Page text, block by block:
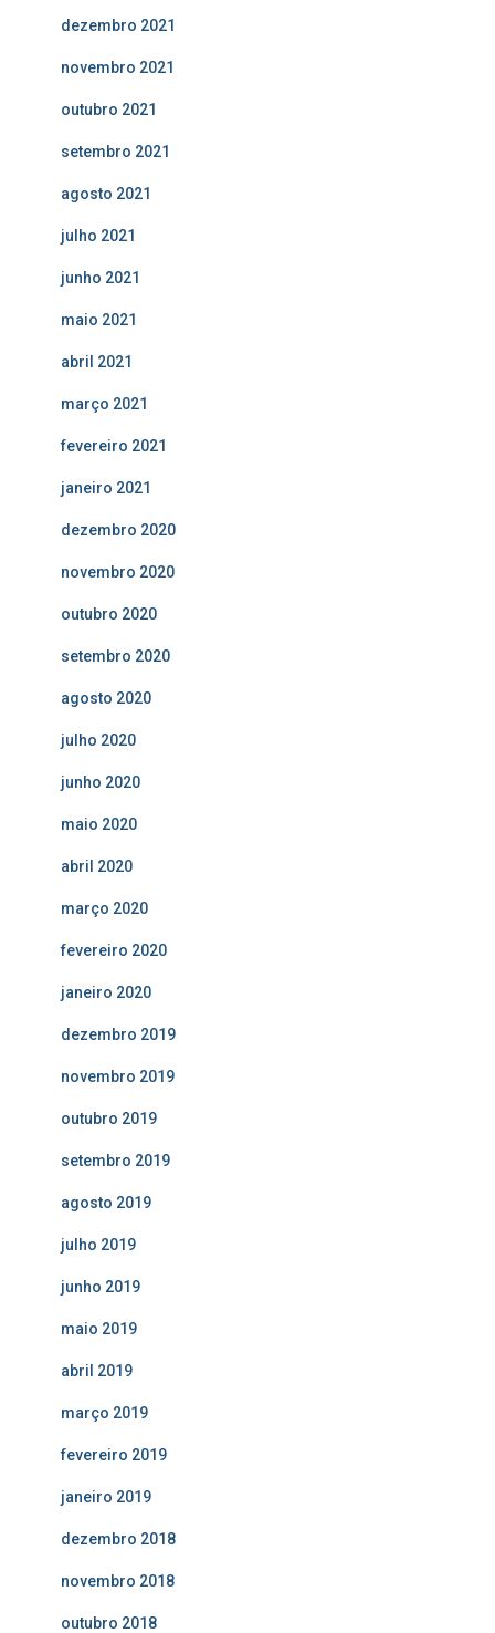
dezembro 2021
novembro 2021
outubro 2021
setembro 2021
agosto 2021
julho 2021
junho 2021
maio 2021
abril 2021
março 2021
fevereiro 2021
janeiro 2021
dezembro 2020
novembro 2020
outubro 2020
setembro 2020
agosto 2020
julho 2020
junho 2020
maio 2020
abril 2020
março 2020
fevereiro 2020
janeiro 2020
dezembro 2019
novembro 2019
outubro 2019
setembro 2019
agosto 2019
julho 2019
junho 2019
maio 2019
abril 2019
março 2019
fevereiro 2019
janeiro 2019
dezembro 2018
novembro 2018
outubro 2018